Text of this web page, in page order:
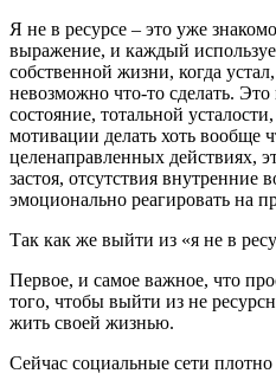
Я не в ресурсе – это уже
выражение, и каждый
собственной жизни, когда
невозможно что-то сделать.
состояние, тотальной
мотивации делать хоть вообще
целенаправленных действиях,
застоя, отсутствия внутренние
эмоционально реагировать на
Так как же выйти из «я не в
Первое, и самое важное, что
того, чтобы выйти из не
жить своей жизнью.
Сейчас социальные сети